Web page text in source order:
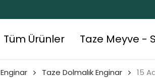
Tüm Ürünler Taze Meyve -
Enginar Taze Dolmalık Enginar 15